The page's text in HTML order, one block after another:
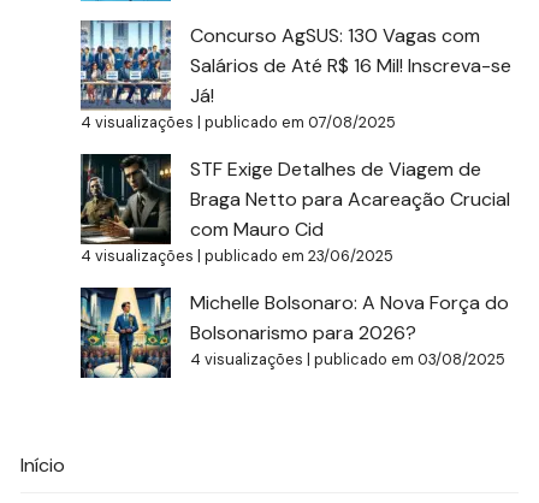
Concurso AgSUS: 130 Vagas com
Salários de Até R$ 16 Mil! Inscreva-se
Já!
4 visualizações |publicado em 07/08/2025
STF Exige Detalhes de Viagem de
Braga Netto para Acareação Crucial
com Mauro Cid
4 visualizações |publicado em 23/06/2025
Michelle Bolsonaro: A Nova Força do
Bolsonarismo para 2026?
4 visualizações |publicado em 03/08/2025
Início